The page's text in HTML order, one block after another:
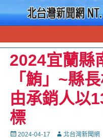
2024宜蘭縣
「鮪」~縣
由承銷人以
標
Posted
2024-04-17 Autor北台灣新聞網